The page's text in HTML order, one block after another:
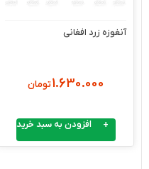
آنغوزه زرد افغانی
1.630.000تومان
افزودن به سبد خرید